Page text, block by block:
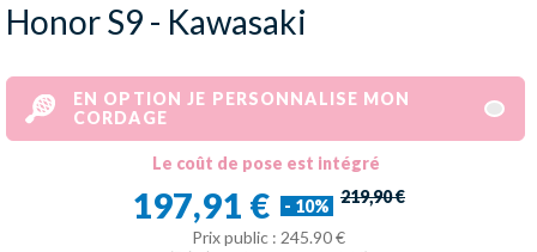
Honor S9 - Kawasaki
EN OPTION JE PERSONNALISE MON
CORDAGE
Le coût de pose est intégré
197,91 € - 10% 219,90 €
Prix public : 245.90 €